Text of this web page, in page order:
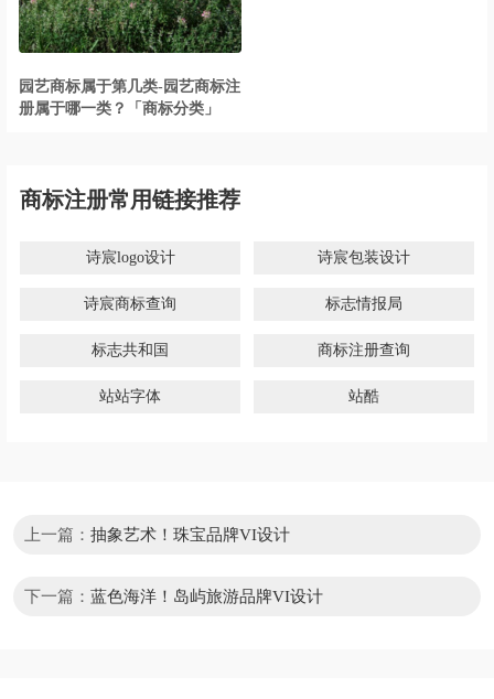
园艺商标属于第几类-园艺商标注
册属于哪一类？「商标分类」
商标注册常用链接推荐
诗宸logo设计 诗宸包装设计
诗宸商标查询 标志情报局
标志共和国 商标注册查询
站站字体 站酷
上一篇： 抽象艺术！珠宝品牌VI设计
下一篇： 蓝色海洋！岛屿旅游品牌VI设计